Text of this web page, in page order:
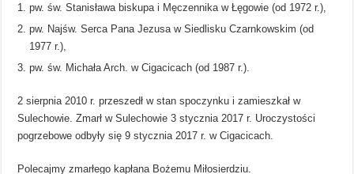
pw. św. Stanisława biskupa i Męczennika w Łęgowie (od 1972 r.),
pw. Najśw. Serca Pana Jezusa w Siedlisku Czarnkowskim (od
1977 r.),
pw. św. Michała Arch. w Cigacicach (od 1987 r.).
2 sierpnia 2010 r. przeszedł w stan spoczynku i zamieszkał w
Sulechowie. Zmarł w Sulechowie 3 stycznia 2017 r. Uroczystości
pogrzebowe odbyły się 9 stycznia 2017 r. w Cigacicach.
Polecajmy zmarłego kapłana Bożemu Miłosierdziu.